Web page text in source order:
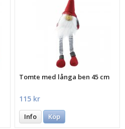
Tomte med långa ben 45 cm
115 kr
Info Köp